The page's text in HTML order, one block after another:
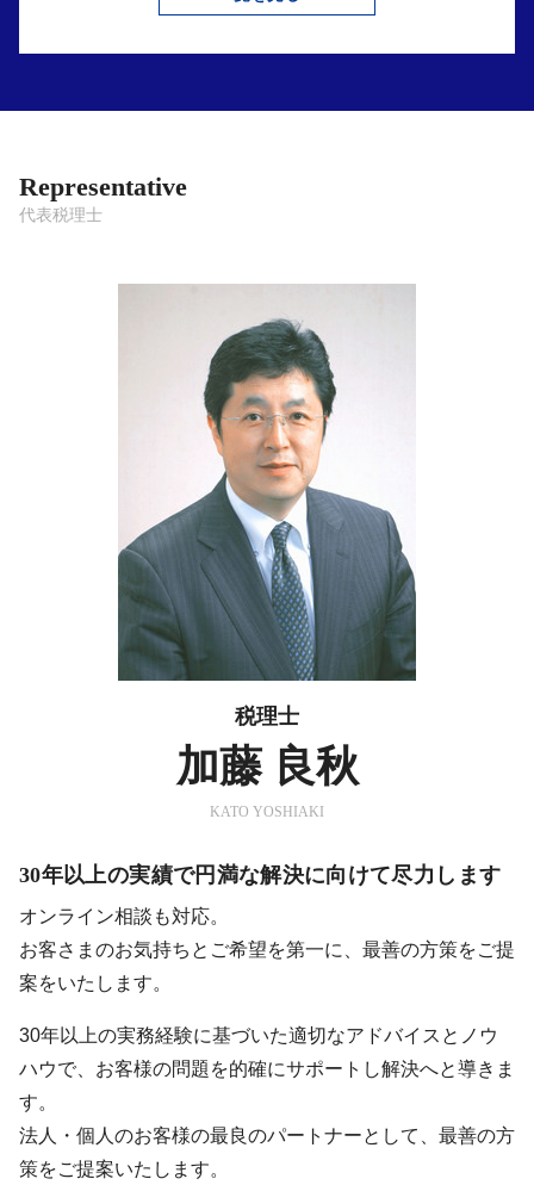
Representative
代表税理士
税理士
加藤 良秋
KATO YOSHIAKI
30年以上の実績で円満な解決に向けて尽力します
オンライン相談も対応。
お客さまのお気持ちとご希望を第一に、最善の方策をご提
案をいたします。
30年以上の実務経験に基づいた適切なアドバイスとノウ
ハウで、お客様の問題を的確にサポートし解決へと導きま
す。
法人・個人のお客様の最良のパートナーとして、最善の方
策をご提案いたします。